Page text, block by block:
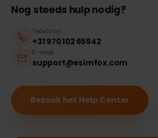
Nog steeds hulp nodig?
Telefoon
+31 970 102 65942
E-mail
support@esimfox.com
Bezoek het Help Center